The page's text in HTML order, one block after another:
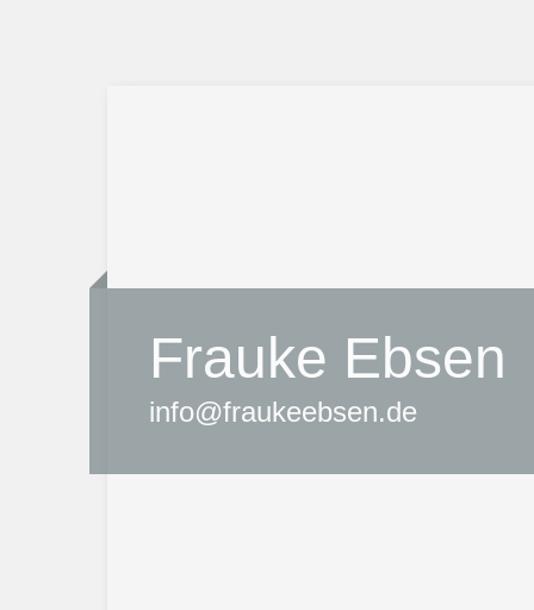
Frauke Ebsen
info@fraukeebsen.de